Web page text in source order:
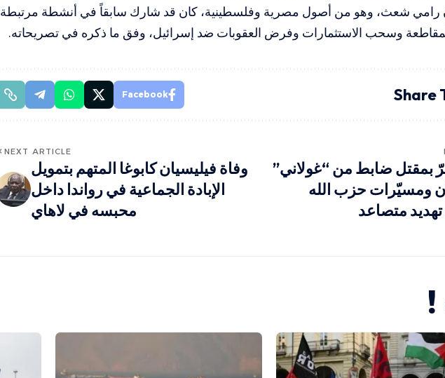
رامي شعث، وهو من أصول مصرية وفلسطينية، كان قد شارك سابقاً في أنشطة مرتبطة
وسحب الاستثمارات وفرض العقوبات ضد إسرائيل، وفق ما ذكره في تصريحاته.
Share
Facebook
بمقتل ضابط من “غولاني”
ومسيّرات حزب الله
متصاعد
NEXT ARTICLE
وفاة فيليسيان كابوغا المتهم بتمويل
الإبادة الجماعية في رواندا داخل
محبسه في لاهاي